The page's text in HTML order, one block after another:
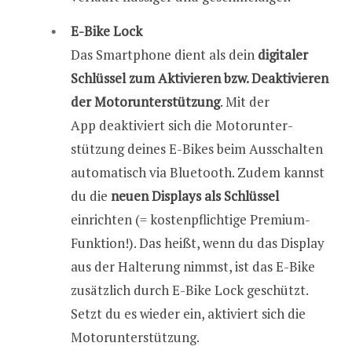
E-Bike Lock
Das Smartphone dient als dein digitaler
Schlüssel zum Aktivieren bzw. Deaktivieren
der Motor­unter­stützung. Mit der
App deaktiviert sich die Motor­unter­
stützung deines E-Bikes beim Ausschalten
auto­matisch via Bluetooth. Zudem kannst
du die neuen Displays als Schlüssel
einrichten (= kostenpflichtige Premium-
Funktion!). Das heißt, wenn du das Display
aus der Halterung nimmst, ist das E-Bike
zusätzlich durch E-Bike Lock geschützt.
Setzt du es wieder ein, aktiviert sich die
Motor­unter­stützung.